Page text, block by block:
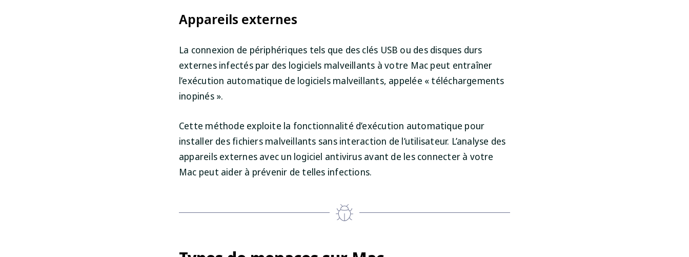
Appareils externes
La connexion de périphériques tels que des clés USB ou des disques durs
externes infectés par des logiciels malveillants à votre Mac peut entraîner
l’exécution automatique de logiciels malveillants, appelée « téléchargements
inopinés ».
Cette méthode exploite la fonctionnalité d’exécution automatique pour
installer des fichiers malveillants sans interaction de l’utilisateur. L’analyse des
appareils externes avec un logiciel antivirus avant de les connecter à votre
Mac peut aider à prévenir de telles infections.